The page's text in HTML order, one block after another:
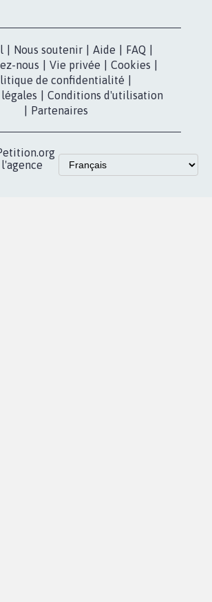
Nous soutenir Aide FAQ
nous
Vie privée Cookies
de confidentialité
Conditions d'utilisation
Partenaires